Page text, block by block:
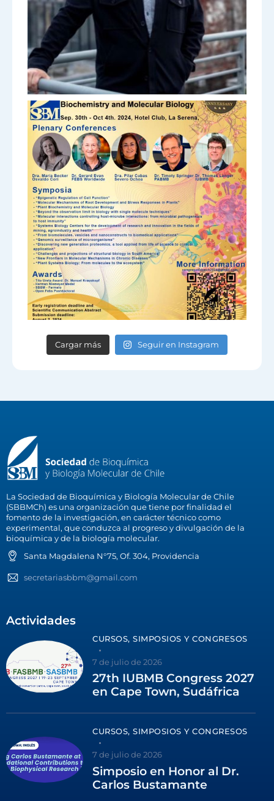
Cargar más Seguir en Instagram
La Sociedad de Bioquímica y Biología Molecular de Chile
(SBBMCh) es una organización que tiene por finalidad el
fomento de la investigación, en carácter técnico como
experimental, que conduzca al progreso y divulgación de la
bioquímica y de la biología molecular.
Santa Magdalena N°75, Of. 304, Providencia
secretariasbbm@gmail.com
Actividades
CURSOS, SIMPOSIOS Y CONGRESOS
7 de julio de 2026
27th IUBMB Congress 2027
en Cape Town, Sudáfrica
CURSOS, SIMPOSIOS Y CONGRESOS
7 de julio de 2026
Simposio en Honor al Dr.
Carlos Bustamante